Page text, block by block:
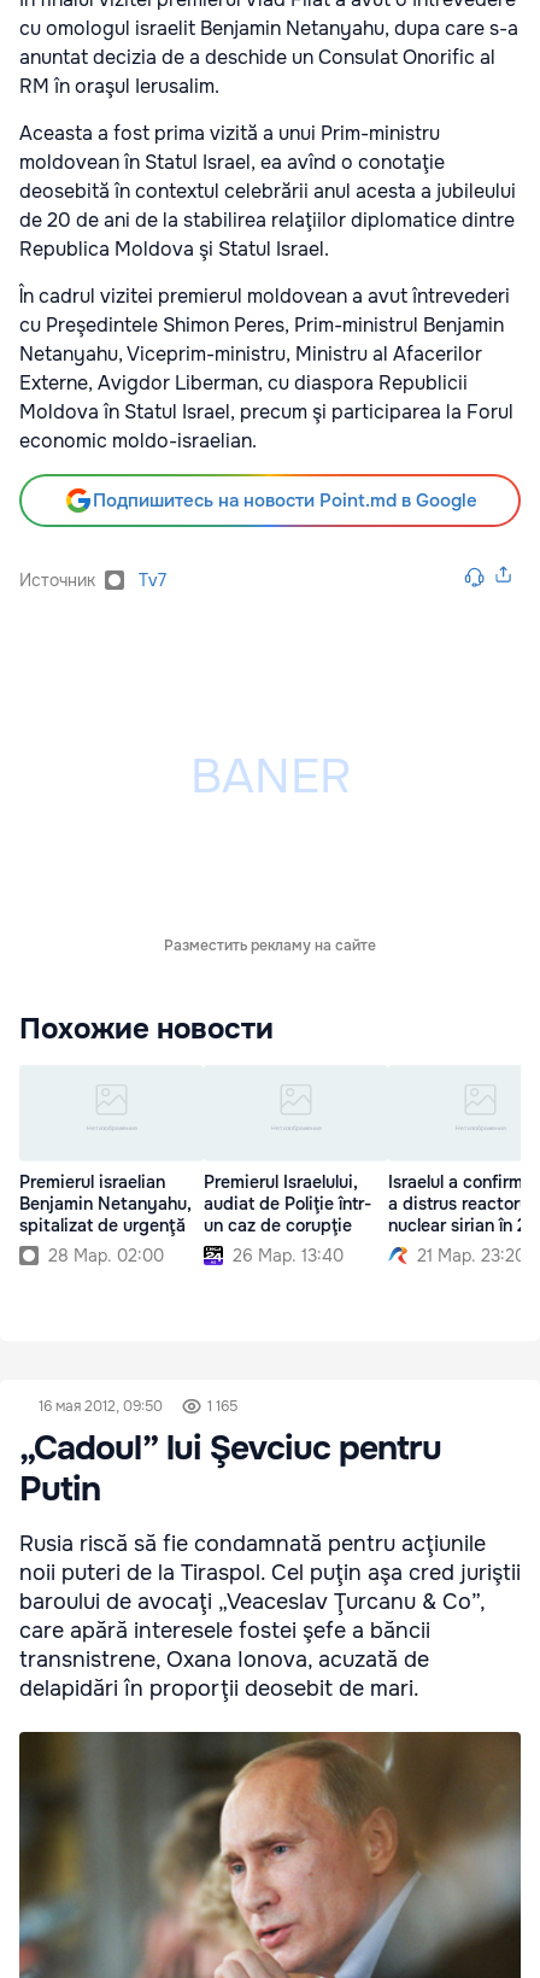
cu omologul israelit Benjamin Netanyahu, dupa care s-a
anuntat decizia de a deschide un Consulat Onorific al
RM în oraşul Ierusalim.
Aceasta a fost prima vizită a unui Prim-ministru
moldovean în Statul Israel, ea avînd o conotaţie
deosebită în contextul celebrării anul acesta a jubileului
de 20 de ani de la stabilirea relaţiilor diplomatice dintre
Republica Moldova şi Statul Israel.
În cadrul vizitei premierul moldovean a avut întrevederi
cu Preşedintele Shimon Peres, Prim-ministrul Benjamin
Netanyahu, Viceprim-ministru, Ministru al Afacerilor
Externe, Avigdor Liberman, cu diaspora Republicii
Moldova în Statul Israel, precum şi participarea la Forul
economic moldo-israelian.
Подпишитесь на новости Point.md в Google
Источник Tv7
Разместить рекламу на сайте
Похожие новости
Premierul israelian
Benjamin Netanyahu,
spitalizat de urgenţă
28 Мар. 02:00
Premierul Israelului,
audiat de Poliţie într-
un caz de corupţie
26 Мар. 13:40
Israelul a
a distrus reactorul
nuclear sirian în
21 Мар. 23:20
16 мая 2012, 09:50 1 165
„Cadoul” lui Şevciuc pentru
Putin
Rusia riscă să fie condamnată pentru acţiunile
noii puteri de la Tiraspol. Cel puţin aşa cred juriştii
baroului de avocaţi „Veaceslav Ţurcanu & Co”,
care apără interesele fostei şefe a băncii
transnistrene, Oxana Ionova, acuzată de
delapidări în proporţii deosebit de mari.